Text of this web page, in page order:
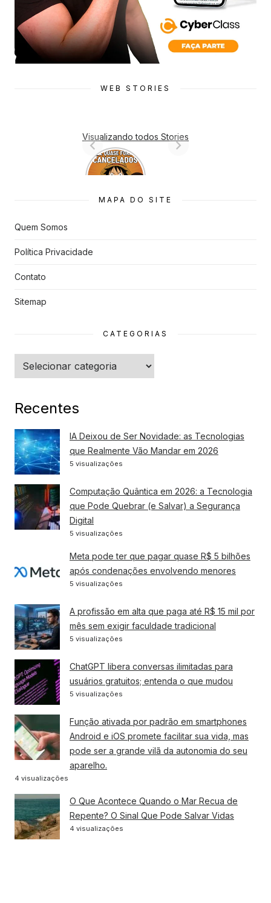
WEB STORIES
Visualizando todos Stories
7 Animes
que quase
s
MAPA DO SITE
Quem Somos
Política Privacidade
Contato
Sitemap
CATEGORIAS
Categorias
Recentes
IA Deixou de Ser Novidade: as Tecnologias
que Realmente Vão Mandar em 2026
5 visualizações
Computação Quântica em 2026: a Tecnologia
que Pode Quebrar (e Salvar) a Segurança
Digital
5 visualizações
Meta pode ter que pagar quase R$ 5 bilhões
após condenações envolvendo menores
5 visualizações
A profissão em alta que paga até R$ 15 mil por
mês sem exigir faculdade tradicional
5 visualizações
ChatGPT libera conversas ilimitadas para
usuários gratuitos; entenda o que mudou
5 visualizações
Função ativada por padrão em smartphones
Android e iOS promete facilitar sua vida, mas
pode ser a grande vilã da autonomia do seu
aparelho.
4 visualizações
O Que Acontece Quando o Mar Recua de
Repente? O Sinal Que Pode Salvar Vidas
4 visualizações